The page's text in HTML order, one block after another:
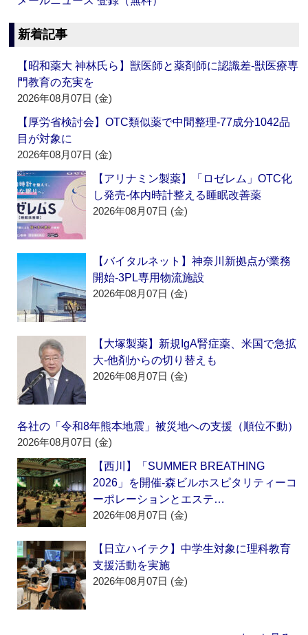
新着記事
【昭和薬大 神林氏ら】獣医師と薬剤師に認識差‐獣医療専
門教育の充実を
2026年08月07日 (金)
【厚労省検討会】OTC類似薬で中間整理‐77成分1042品
目が対象に
2026年08月07日 (金)
【アリナミン製薬】「ロゼレム」OTC化
し発売‐体内時計整える睡眠改善薬
2026年08月07日 (金)
【バイタルネット】神奈川新拠点が業務
開始‐3PL専用物流施設
2026年08月07日 (金)
【大塚製薬】新規IgA腎症薬、米国で急拡
大‐他剤からの切り替えも
2026年08月07日 (金)
各社の「令和8年熊本地震」被災地への支援（順位不動）
2026年08月07日 (金)
【西川】「SUMMER BREATHING
2026」を開催‐森ビルホスピタリティーコ
ーポレーションとエステ…
2026年08月07日 (金)
【日立ハイテク】中学生対象に理科教育
支援活動を実施
2026年08月07日 (金)